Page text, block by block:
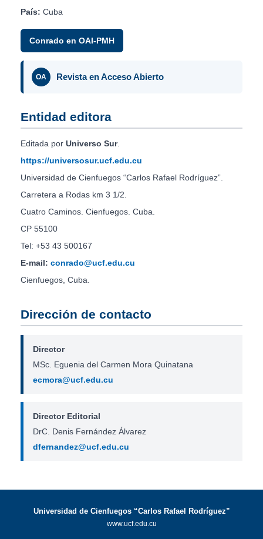
País: Cuba
Conrado en OAI-PMH
OA Revista en Acceso Abierto
Entidad editora
Editada por Universo Sur.
https://universosur.ucf.edu.cu
Universidad de Cienfuegos “Carlos Rafael Rodríguez”.
Carretera a Rodas km 3 1/2.
Cuatro Caminos. Cienfuegos. Cuba.
CP 55100
Tel: +53 43 500167
E-mail: conrado@ucf.edu.cu
Cienfuegos, Cuba.
Dirección de contacto
Director
MSc. Eguenia del Carmen Mora Quinatana
ecmora@ucf.edu.cu
Director Editorial
DrC. Denis Fernández Álvarez
dfernandez@ucf.edu.cu
Universidad de Cienfuegos “Carlos Rafael Rodríguez”
www.ucf.edu.cu